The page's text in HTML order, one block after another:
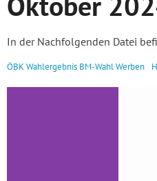
In der Nachfolgenden Datei
ÖBK Wahlergebnis BM-Wahl Werben